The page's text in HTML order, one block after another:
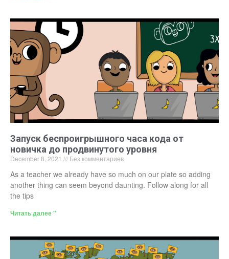
Запуск беспроигрышного часа кода от
новичка до продвинутого уровня
December 8, 2021 Без комментариев
As a teacher we already have so much on our plate so adding
another thing can seem beyond daunting. Follow along for all
the tips
Читать далее "